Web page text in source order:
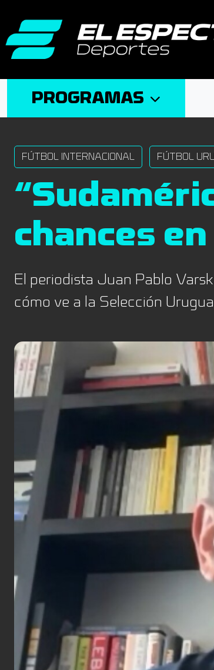
PROGRAMAS
FÚTBOL INTERNACIONAL FÚTBOL
chances
El periodista Juan Pablo
cómo ve a la Selección